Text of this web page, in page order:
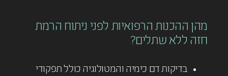
מהן ההכנות הרפואיות לפני ניתוח הרמת
חזה ללא שתלים?
בדיקות דם כימיה והמטולוגיה כולל תפקודי